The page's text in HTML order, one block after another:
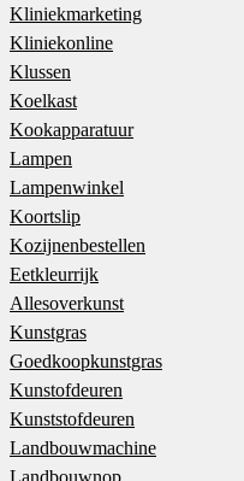
Kliniekmarketing
Kliniekonline
Klussen
Koelkast
Kookapparatuur
Lampen
Lampenwinkel
Koortslip
Kozijnenbestellen
Eetkleurrijk
Allesoverkunst
Kunstgras
Goedkoopkunstgras
Kunstofdeuren
Kunststofdeuren
Landbouwmachine